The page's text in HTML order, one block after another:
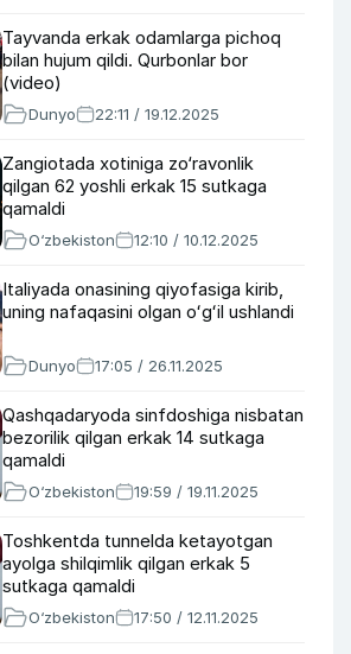
Tayvanda erkak odamlarga pichoq
bilan hujum qildi. Qurbonlar bor
(video)
Dunyo 22:11 / 19.12.2025
Zangiotada xotiniga zo‘ravonlik
qilgan 62 yoshli erkak 15 sutkaga
qamaldi
O‘zbekiston 12:10 / 10.12.2025
Italiyada onasining qiyofasiga kirib,
uning nafaqasini olgan oʻgʻil ushlandi
Dunyo 17:05 / 26.11.2025
Qashqadaryoda sinfdoshiga nisbatan
bezorilik qilgan erkak 14 sutkaga
qamaldi
O‘zbekiston 19:59 / 19.11.2025
Toshkentda tunnelda ketayotgan
ayolga shilqimlik qilgan erkak 5
sutkaga qamaldi
O‘zbekiston 17:50 / 12.11.2025